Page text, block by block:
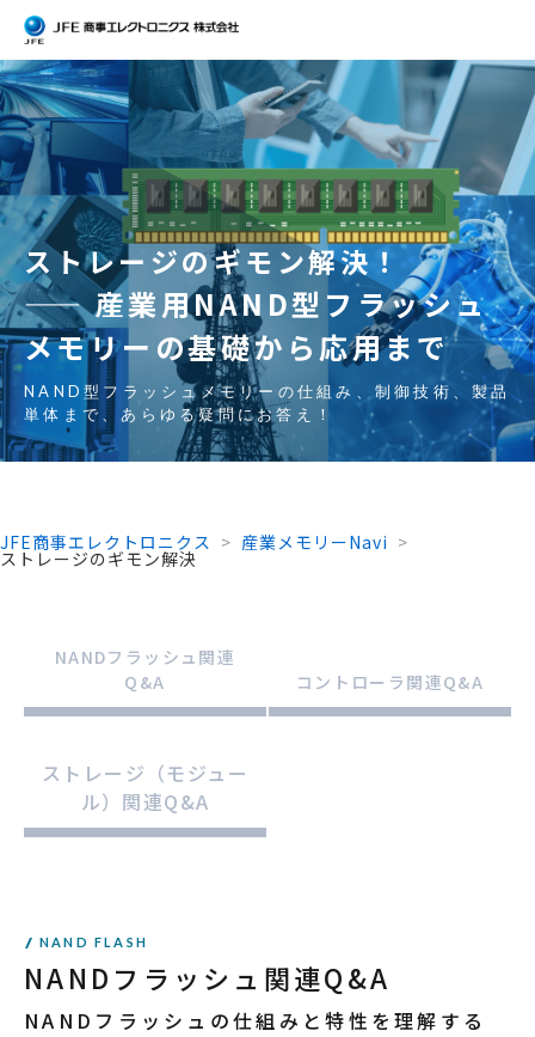
ストレージのギモン解決！
—— 産業用NAND型フラッシュ
メモリーの基礎から応用まで
JFE商事エレクトロニクス > 産業メモリーNavi >
ストレージのギモン解決
NANDフラッシュ関連
Q&A
コントローラ関連Q&A
ストレージ（モジュー
ル）関連Q&A
NAND FLASH
NANDフラッシュ関連Q&A
NANDフラッシュの仕組みと特性を理解する